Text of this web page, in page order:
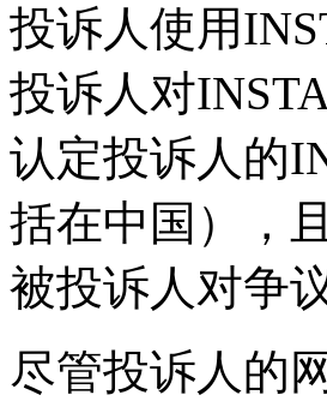
投诉人使用
投诉人对
认定投诉人的
括在中国），
被投诉人对争
尽管投诉人的